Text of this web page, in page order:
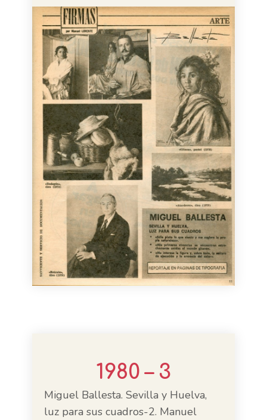
1980 – 3
Miguel Ballesta. Sevilla y Huelva,
luz para sus cuadros-2. Manuel